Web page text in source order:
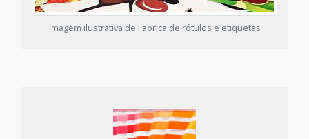
Imagem ilustrativa de Fabrica de rótulos e etiquetas